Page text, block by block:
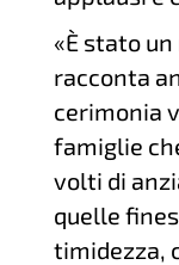
«È stato
racconta
cerimonia
famiglie
volti di
quelle
timidezza,